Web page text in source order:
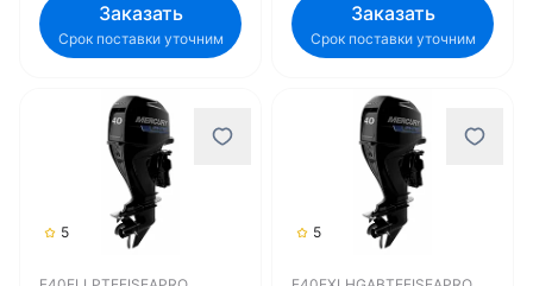
Заказать
Срок поставки уточним
Заказать
Срок поставки уточним
5 5